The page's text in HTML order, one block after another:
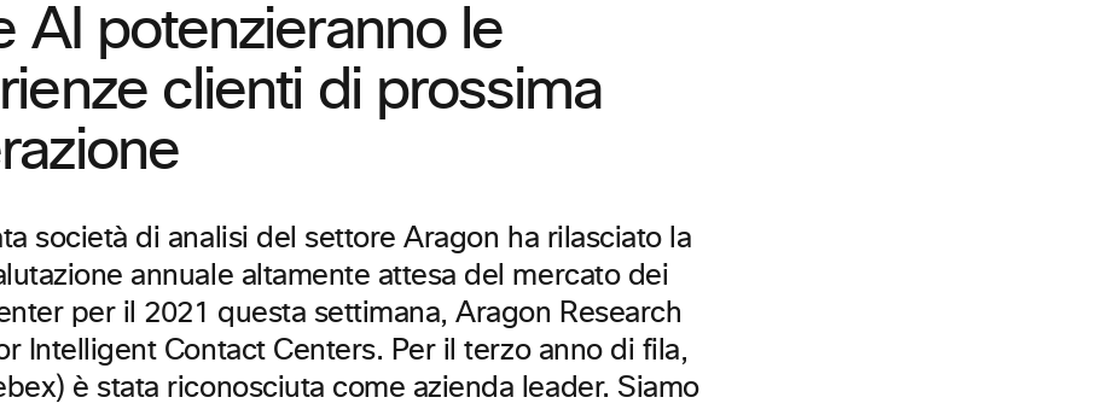
AI potenzieranno le
clienti di prossima
società di analisi del settore Aragon ha rilasciato la
annuale altamente attesa del mercato dei
per il 2021 questa settimana, Aragon Research
Intelligent Contact Centers. Per il terzo anno di fila,
è stata riconosciuta come azienda leader. Siamo